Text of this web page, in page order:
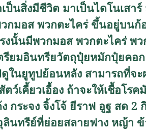
สิ่งมีชีวิต มาเป็นไดโนเสา
พวกมอส พวกตะไคร่ ขึ้นอยู่
นั้นมีพวกมอส พวกตะไคร่ พ
ยมอินทรียวัตถุปุ๋ยหมักปุ๋ยคอ
นยูทูปย้อนหลัง สามารถที่จ
เคี้ยวเอื้อง ถ้าจะให้เชื้อโร
กระจง จิ้งโจ้ ยีราฟ อูฐ สด
นทรีย์ที่ย่อยสลายฟาง หญ้า